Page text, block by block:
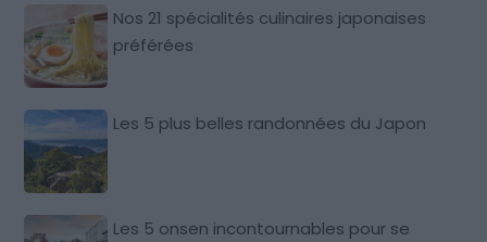
Nos 21 spécialités culinaires japonaises
préférées
Les 5 plus belles randonnées du Japon
Les 5 onsen incontournables pour se